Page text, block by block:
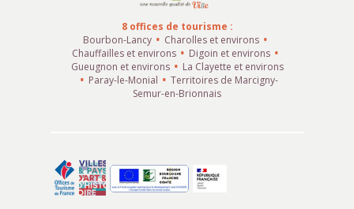
8 offices de tourisme :
Bourbon-Lancy
Charolles et environs
Chauffailles et environs
Digoin et environs
Gueugnon et environs
La Clayette et environs
Paray-le-Monial
Territoires de Marcigny-
Semur-en-Brionnais